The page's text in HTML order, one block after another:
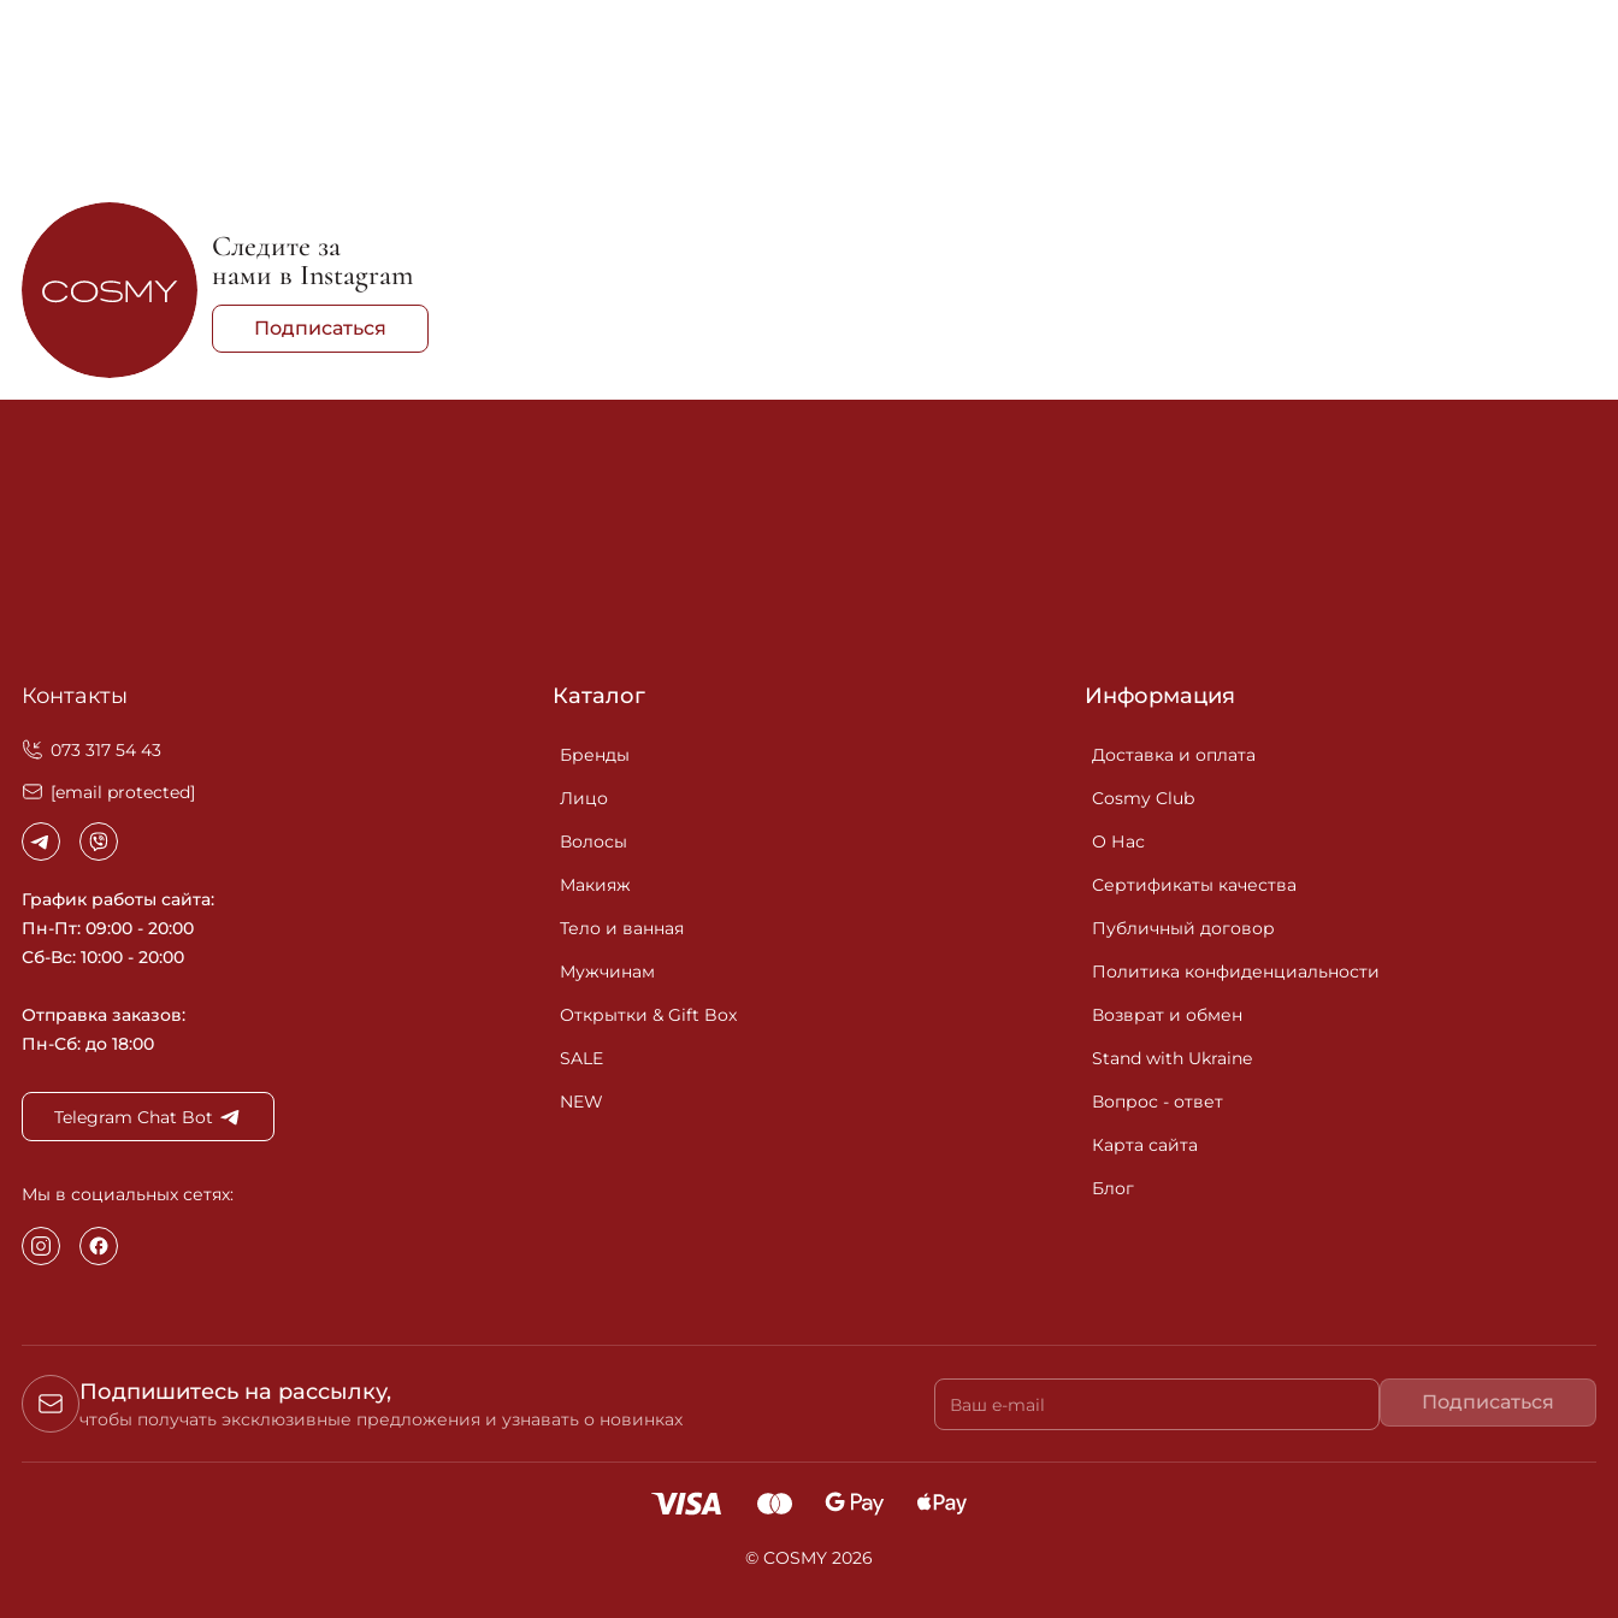
Следите за
нами в Instagram
Подписаться
Контакты
‎073 317 54 43
[email protected]
График работы сайта:
Пн-Пт: 09:00 - 20:00
Сб-Вс: 10:00 - 20:00
Отправка заказов:
Пн-Сб: до 18:00
Telegram Chat Bot
Мы в социальных сетях:
Каталог
Бренды
Лицо
Волосы
Макияж
Тело и ванная
Мужчинам
Открытки & Gift Box
SALE
NEW
Информация
Доставка и оплата
Cosmy Club
О Нас
Сертификаты качества
Публичный договор
Политика конфиденциальности
Возврат и обмен
Stand with Ukraine
Вопрос - ответ
Карта сайта
Блог
Подпишитесь на рассылку,
чтобы получать эксклюзивные предложения и узнавать о новинках
Подписаться
© COSMY 2026